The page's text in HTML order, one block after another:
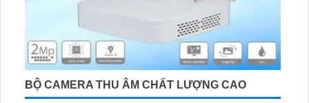
BỘ CAMERA THU ÂM CHẤT LƯỢNG CAO